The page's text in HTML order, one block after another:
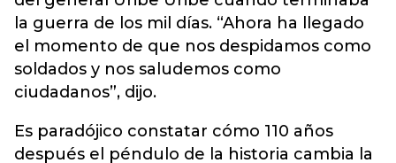
la guerra de los mil días. “Ahora ha llegado
el momento de que nos despidamos como
soldados y nos saludemos como
ciudadanos”, dijo.
Es paradójico constatar cómo 110 años
después el péndulo de la historia cambia la